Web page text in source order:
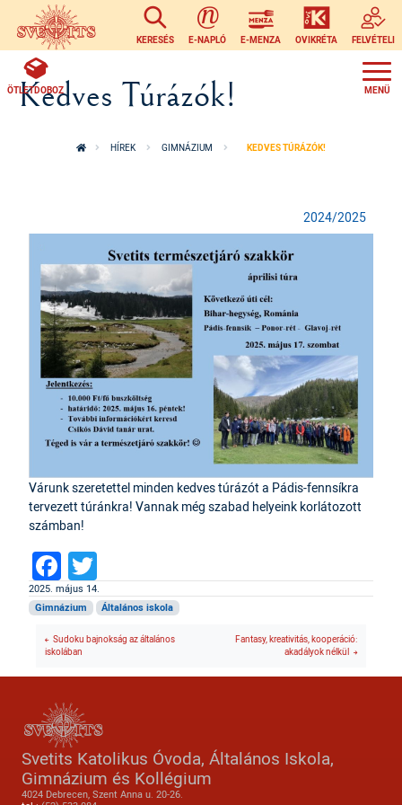
Ugrás a tartalomra
KERESÉS E-NAPLÓ E-MENZA OVIKRÉTA FELVÉTELI
ÖTLETDOBOZ
Kedves Túrázók!
HÍREK GIMNÁZIUM KEDVES TÚRÁZÓK!
2024/2025
Várunk szeretettel minden kedves túrázót a Pádis-fennsíkra
tervezett túránkra! Vannak még szabad helyeink korlátozott
számban!
Facebook
2025. május 14.
Gimnázium Általános iskola
Sudoku bajnokság az általános
iskolában
Fantasy, kreativitás, kooperáció:
akadályok nélkül
Svetits Katolikus Óvoda, Általános Iskola,
Gimnázium és Kollégium
4024 Debrecen, Szent Anna u. 20-26.